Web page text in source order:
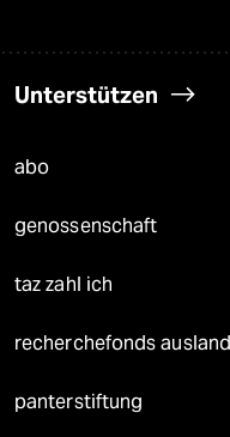
Unterstützen
abo
genossenschaft
taz zahl ich
recherchefonds ausland
panterstiftung